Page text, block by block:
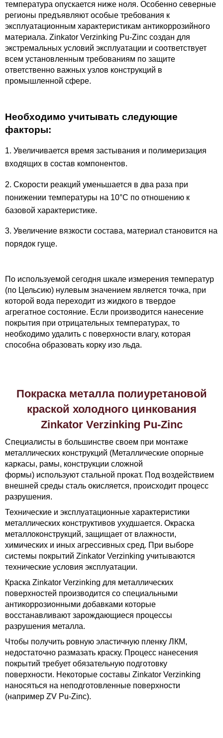
температура опускается ниже ноля. Особенно северные
регионы предъявляют особые требования к
эксплуатационным характеристикам антикоррозийного
материала. Zinkator Verzinking Pu-Zinc создан для
экстремальных условий эксплуатации и соответствует
всем установленным требованиям по защите
ответственно важных узлов конструкций в
промышленной сфере.
Необходимо учитывать следующие
факторы:
1. Увеличивается время застывания и полимеризация
входящих в состав компонентов.
2. Скорости реакций уменьшается в два раза при
понижении температуры на 10°С по отношению к
базовой характеристике.
3. Увеличение вязкости состава, материал становится на
порядок гуще.
По используемой сегодня шкале измерения температур
(по Цельсию) нулевым значением является точка, при
которой вода переходит из жидкого в твердое
агрегатное состояние. Если производится нанесение
покрытия при отрицательных температурах, то
необходимо удалить с поверхности влагу, которая
способна образовать корку изо льда.
Покраска металла полиуретановой
краской холодного цинкования
Zinkator Verzinking Pu-Zinc
Специалисты в большинстве своем при монтаже
металлических конструкций (Металлические опорные
каркасы, рамы, конструкции сложной
формы) используют стальной прокат. Под воздействием
внешней среды сталь окисляется, происходит процесс
разрушения.
Технические и эксплуатационные характеристики
металлических конструктивов ухудшается. Окраска
металлоконструкций, защищает от влажности,
химических и иных агрессивных сред. При выборе
системы покрытий Zinkator Verzinking учитываются
технические условия эксплуатации.
Краска Zinkator Verzinking для металлических
поверхностей производится со специальными
антикоррозионными добавками которые
восстанавливают зарождающиеся процессы
разрушения металла.
Чтобы получить ровную эластичную пленку ЛКМ,
недостаточно размазать краску. Процесс нанесения
покрытий требует обязательную подготовку
поверхности. Некоторые составы Zinkator Verzinking
наносяться на неподготовленные поверхности
(например ZV Pu-Zinc).